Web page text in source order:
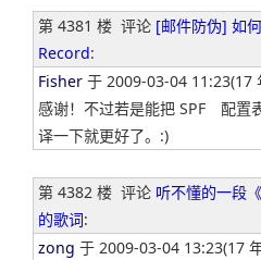
第 4381 楼 评论 [邮件防伪] 如
Record:
Fisher 于 2009-03-04 11:23(17
感谢！不过若是能把 SPF 配置
译一下就更好了。:)
第 4382 楼 评论 听不懂的一段
的歌词:
zong 于 2009-03-04 13:23(17